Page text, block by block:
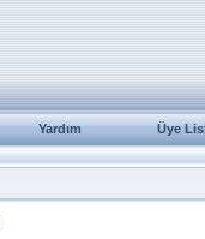
Yardım Üye